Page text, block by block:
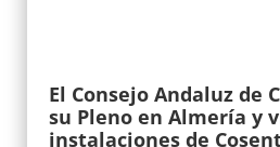
El Consejo Andaluz de
su Pleno en Almería y
instalaciones de